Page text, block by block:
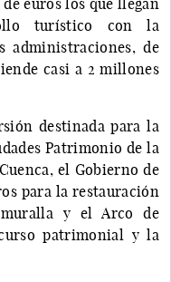
turístico con la
administraciones, de
casi a 2 millones
destinada para la
Patrimonio de la
el Gobierno de
para la restauración
y el Arco de
patrimonial y la